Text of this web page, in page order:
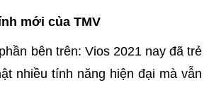
mới của TMV
bên trên: Vios 2021 nay đã trẻ
nhiều tính năng hiện đại mà vẫn